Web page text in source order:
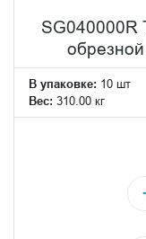
SG040000R
В упаковке: 10 шт
Вес: 310.00 кг